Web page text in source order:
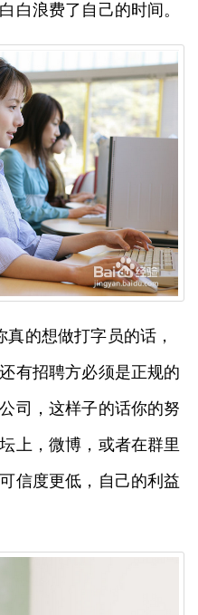
白浪费了自己的时间。
的想做打字员的话，
有招聘方必须是正规的
司，这样子的话你的努
上，微博，或者在群里
信度更低，自己的利益